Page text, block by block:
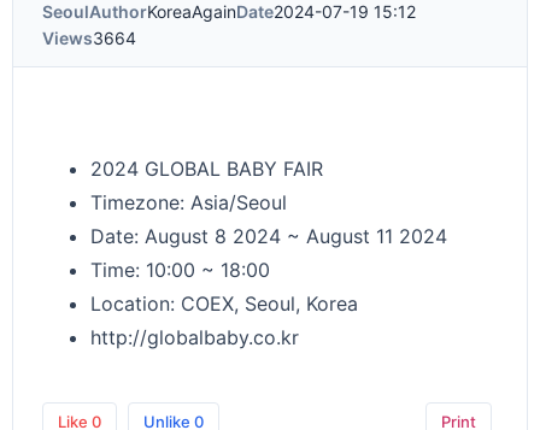
SeoulAuthorKoreaAgainDate2024-07-19 15:12
Views3664
2024 GLOBAL BABY FAIR
Timezone: Asia/Seoul
Date: August 8 2024 ~ August 11 2024
Time: 10:00 ~ 18:00
Location: COEX, Seoul, Korea
http://globalbaby.co.kr
Like 0 Unlike 0 Print